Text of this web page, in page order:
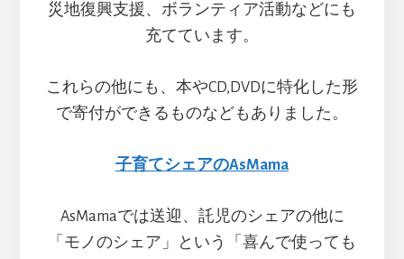
災地復興支援、ボランティア活動などにも
充てています。
これらの他にも、本やCD,DVDに特化した形
で寄付ができるものなどもありました。
子育てシェアのAsMama
AsMamaでは送迎、託児のシェアの他に
「モノのシェア」という「喜んで使っても